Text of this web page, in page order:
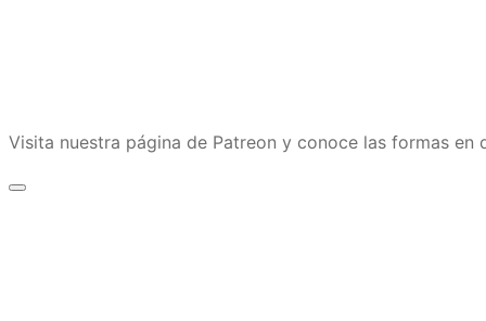
Visita nuestra página de Patreon y conoce las formas en